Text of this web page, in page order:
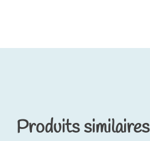
Produits similaires